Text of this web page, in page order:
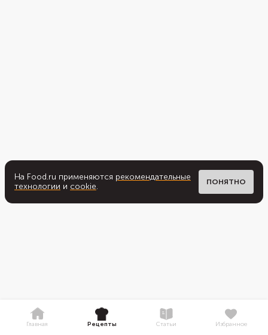
На Food.ru применяются рекомендательные
технологии и cookie. ПОНЯТНО
Главная Рецепты Статьи Избранное